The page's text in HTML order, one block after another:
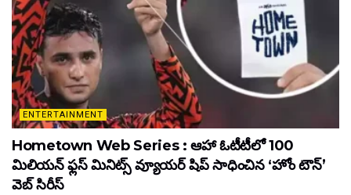
ENTERTAINMENT
Hometown Web Series : ఆహా ఓటీటీలో 100
మిలియన్ ఫ్లస్ మినిట్స్ వ్యూయర్ షిప్ సాధించిన ‘హోం టౌన్’
వెబ్ సిరీస్